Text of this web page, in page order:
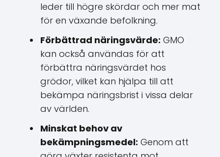
leder till högre skördar och mer mat
för en växande befolkning.
Förbättrad näringsvärde: GMO
kan också användas för att
förbättra näringsvärdet hos
grödor, vilket kan hjälpa till att
bekämpa näringsbrist i vissa delar
av världen.
Minskat behov av
bekämpningsmedel: Genom att